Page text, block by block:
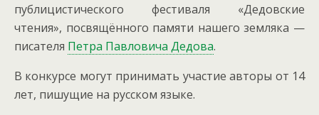
публицистического фестиваля «Дедовские
чтения», посвящённого памяти нашего земляка —
писателя Петра Павловича Дедова.
В конкурсе могут принимать участие авторы от 14
лет, пишущие на русском языке.